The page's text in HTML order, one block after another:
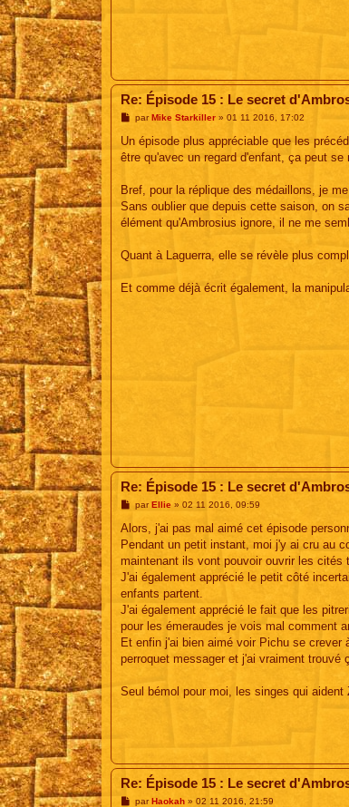
Re: Épisode 15 : Le secret
M
s
a
parMike Starkiller» 01 11 2016, 17:02
Un épisode plus appréciable que les
être qu'avec un regard d'enfant, ça peut se
Bref, pour la réplique des médaillons, je
Sans oublier que depuis cette saison, on
élément qu'Ambrosius ignore, il ne me
Quant à Laguerra, elle se révèle plus
Et comme déjà écrit également, la
Re: Épisode 15 : Le secret
M
s
a
g
parEllie» 02 11 2016, 09:59
Alors, j'ai pas mal aimé cet épisode
Pendant un petit instant, moi j'y ai cru au
maintenant ils vont pouvoir ouvrir les
J'ai également apprécié le petit côté
enfants partent.
J'ai également apprécié le fait que les
pour les émeraudes je vois mal comment
Et enfin j'ai bien aimé voir Pichu se crever
perroquet messager et j'ai vraiment trouvé
Seul bémol pour moi, les singes qui
Re: Épisode 15 : Le secret
MparHaokah» 02 11 2016, 21:59